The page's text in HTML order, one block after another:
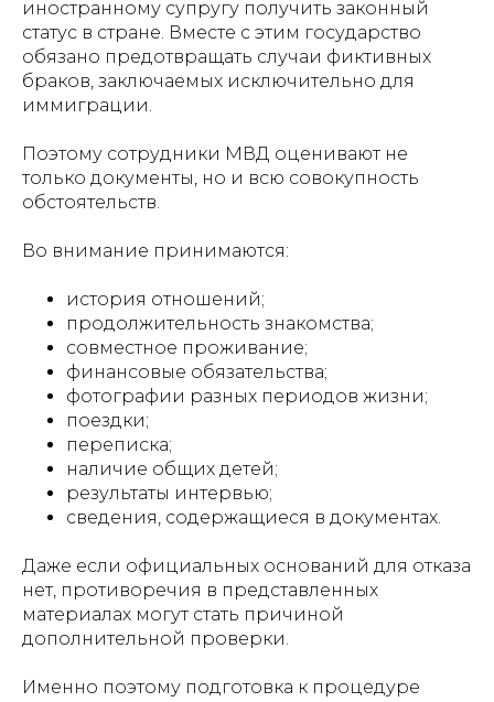
иностранному супругу получить законный
статус в стране. Вместе с этим государство
обязано предотвращать случаи фиктивных
браков, заключаемых исключительно для
иммиграции.
Поэтому сотрудники МВД оценивают не
только документы, но и всю совокупность
обстоятельств.
Во внимание принимаются:
история отношений;
продолжительность знакомства;
совместное проживание;
финансовые обязательства;
фотографии разных периодов жизни;
поездки;
переписка;
наличие общих детей;
результаты интервью;
сведения, содержащиеся в документах.
Даже если официальных оснований для отказа
нет, противоречия в представленных
материалах могут стать причиной
дополнительной проверки.
Именно поэтому подготовка к процедуре